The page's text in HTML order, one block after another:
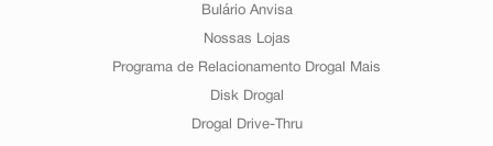
Bulário Anvisa
Nossas Lojas
Programa de Relacionamento Drogal Mais
Disk Drogal
Drogal Drive-Thru